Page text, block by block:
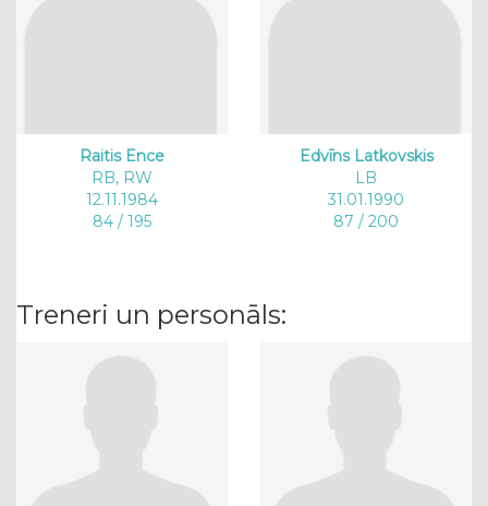
Raitis Ence
RB, RW
12.11.1984
84 / 195
Edvīns Latkovskis
LB
31.01.1990
87 / 200
Treneri un personāls: